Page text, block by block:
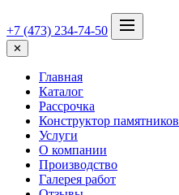
+7 (473) 234-74-50
✕
Главная
Каталог
Рассрочка
Конструктор памятников
Услуги
О компании
Производство
Галерея работ